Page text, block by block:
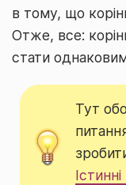
в тому, що
Отже, все:
стати
Тут